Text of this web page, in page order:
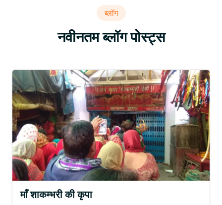
ब्लॉग
नवीनतम ब्लॉग पोस्ट्स
माँ शाकम्भरी की कृपा